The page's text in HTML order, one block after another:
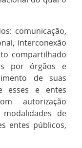
comunicação,
interconexão
compartilhado
por órgãos e
de suas
esses e entes
autorização
de
entes públicos,